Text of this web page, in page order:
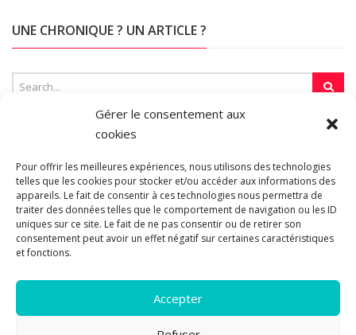
Gérer le consentement aux
cookies
Pour offrir les meilleures expériences, nous utilisons des technologies
telles que les cookies pour stocker et/ou accéder aux informations des
appareils. Le fait de consentir à ces technologies nous permettra de
traiter des données telles que le comportement de navigation ou les ID
uniques sur ce site. Le fait de ne pas consentir ou de retirer son
consentement peut avoir un effet négatif sur certaines caractéristiques
et fonctions.
Accepter
UNE CHRONIQUE ? UN ARTICLE ?
SUR LA TOILE…
Blogroll